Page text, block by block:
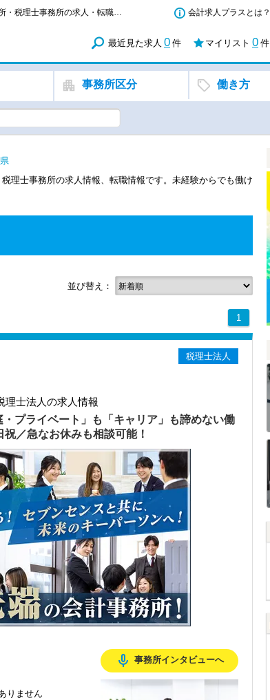
石川県 - 【正社員】中小企業診断士で活躍できる会計事務所・税理士事務所の求人・転職情報 会計求人プラスとは？
最近見た求人 0 件 マイリスト 0 件
事務所区分 働き方
理士事務所の求人情報、転職情報です。未経験からでも働け
並び替え：
1
税理士法人
理士法人の求人情報
プライベート」も「キャリア」も諦めない働
／急なお休みも相談可能！
りません
mic_none 事務所インタビューへ